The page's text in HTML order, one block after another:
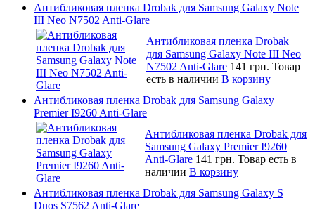
Антибликовая пленка Drobak для Samsung Galaxy Note
III Neo N7502 Anti-Glare
Антибликовая пленка Drobak
для Samsung Galaxy Note III Neo
N7502 Anti-Glare 141 грн. Товар
есть в наличии В корзину
Антибликовая пленка Drobak для Samsung Galaxy
Premier I9260 Anti-Glare
Антибликовая пленка Drobak для
Samsung Galaxy Premier I9260
Anti-Glare 141 грн. Товар есть в
наличии В корзину
Антибликовая пленка Drobak для Samsung Galaxy S
Duos S7562 Anti-Glare